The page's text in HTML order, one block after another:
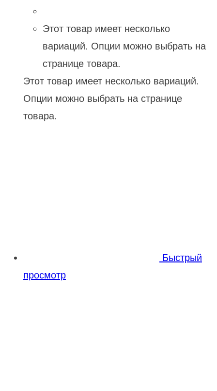
Этот товар имеет несколько
вариаций. Опции можно выбрать на
странице товара.
Этот товар имеет несколько вариаций.
Опции можно выбрать на странице
товара.
Быстрый
просмотр